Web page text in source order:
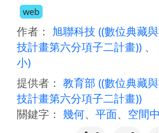
web
作者： 旭聯科技 ((數位典藏
技計畫第六分項子二計畫)) 、
小)
提供者： 教育部 ((數位典藏
技計畫第六分項子二計畫))
關鍵字： 幾何、 平面、 空間